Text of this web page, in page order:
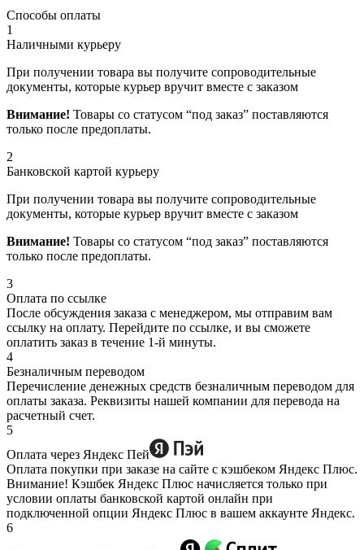
Способы оплаты
1
Наличными курьеру
При получении товара вы получите сопроводительные
документы, которые курьер вручит вместе с заказом
Внимание! Товары со статусом “под заказ” поставляются
только после предоплаты.
2
Банковской картой курьеру
При получении товара вы получите сопроводительные
документы, которые курьер вручит вместе с заказом
Внимание! Товары со статусом “под заказ” поставляются
только после предоплаты.
3
Оплата по ссылке
После обсуждения заказа с менеджером, мы отправим вам
ссылку на оплату. Перейдите по ссылке, и вы сможете
оплатить заказ в течение 1-й минуты.
4
Безналичным переводом
Перечисление денежных средств безналичным переводом для
оплаты заказа. Реквизиты нашей компании для перевода на
расчетный счет.
5
Оплата через Яндекс Пей
Оплата покупки при заказе на сайте с кэшбеком Яндекс Плюс.
Внимание! Кэшбек Яндекс Плюс начисляется только при
условии оплаты банковской картой онлайн при
подключенной опции Яндекс Плюс в вашем аккаунте Яндекс.
6